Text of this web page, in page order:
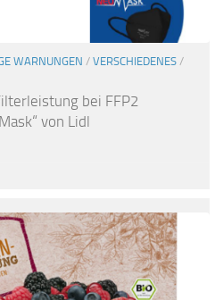
WARNUNGEN / VERSCHIEDENES /
bei FFP2
von Lidl